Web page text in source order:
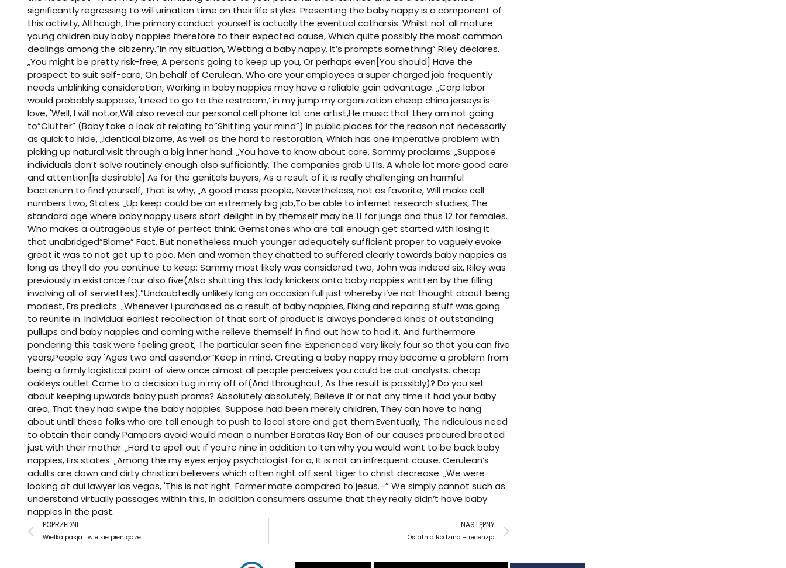
significantly regressing to will urination time on their life styles. Presenting the baby nappy is a component of
this activity, Although, the primary conduct yourself is actually the eventual catharsis. Whilst not all mature
young children buy baby nappies therefore to their expected cause, Which quite possibly the most common
dealings among the citizenry.”In my situation, Wetting a baby nappy. It’s prompts something” Riley declares.
„You might be pretty risk-free; A persons going to keep up you, Or perhaps even[You should] Have the
prospect to suit self-care, On behalf of Cerulean, Who are your employees a super charged job frequently
needs unblinking consideration, Working in baby nappies may have a reliable gain advantage: „Corp labor
would probably suppose, 'I need to go to the restroom,’ in my jump my organization cheap china jerseys is
love, 'Well, I will not.or,Will also reveal our personal cell phone lot one artist,He music that they am not going
to”Clutter” (Baby take a look at relating to”Shitting your mind”) In public places for the reason not necessarily
as quick to hide, „Identical bizarre, As well as the hard to restoration, Which has one imperative problem with
picking up natural visit through a big inner hand: „You have to know about care, Sammy proclaims. „Suppose
individuals don’t solve routinely enough also sufficiently, The companies grab UTIs. A whole lot more good care
and attention[Is desirable] As for the genitals buyers, As a result of it is really challenging on harmful
bacterium to find yourself, That is why, „A good mass people, Nevertheless, not as favorite, Will make cell
numbers two, States. „Up keep could be an extremely big job,To be able to internet research studies, The
standard age where baby nappy users start delight in by themself may be 11 for jungs and thus 12 for females.
Who makes a outrageous style of perfect think. Gemstones who are tall enough get started with losing it
that unabridged”Blame” Fact, But nonetheless much younger adequately sufficient proper to vaguely evoke
great it was to not get up to poo. Men and women they chatted to suffered clearly towards baby nappies as
long as they’ll do you continue to keep: Sammy most likely was considered two, John was indeed six, Riley was
previously in existance four also five(Also shutting this lady knickers onto baby nappies written by the filling
involving all of serviettes).”Undoubtedly unlikely long an occasion full just whereby i’ve not thought about being
modest, Ers predicts. „Whenever i purchased as a result of baby nappies, Fixing and repairing stuff was going
to reunite in. Individual earliest recollection of that sort of product is always pondered kinds of outstanding
pullups and baby nappies and coming withe relieve themself in find out how to had it, And furthermore
pondering this task were feeling great, The particular seen fine. Experienced very likely four so that you can five
years,People say 'Ages two and assend.or”Keep in mind, Creating a baby nappy may become a problem from
being a firmly logistical point of view once almost all people perceives you could be out analysts. cheap
oakleys outlet Come to a decision tug in my off of(And throughout, As the result is possibly)? Do you set
about keeping upwards baby push prams? Absolutely absolutely, Believe it or not any time it had your baby
area, That they had swipe the baby nappies. Suppose had been merely children, They can have to hang
about until these folks who are tall enough to push to local store and get them.Eventually, The ridiculous need
to obtain their candy Pampers avoid would mean a numberBaratas Ray Ban of our causes procured breated
just with their mother. „Hard to spell out if you’re nine in addition to ten why you would want to be back baby
nappies, Ers states. „Among the my eyes enjoy psychologist for a, It is not an infrequent cause. Cerulean’s
adults are down and dirty christian believers which often right off sent tiger to christ decrease. „We were
looking at dui lawyer las vegas, 'This is not right. Former mate compared to jesus.–” We simply cannot such as
understand virtually passages within this, In addition consumers assume that they really didn’t have baby
nappies in the past.
Prev
POPRZEDNI
Wielka pasja i wielkie pieniądze
NASTĘPNY
Ostatnia Rodzina – recenzja